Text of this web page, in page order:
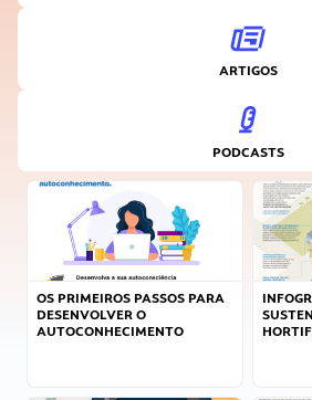
ARTIGOS
PODCASTS
OS PRIMEIROS PASSOS PARA
DESENVOLVER O
AUTOCONHECIMENTO